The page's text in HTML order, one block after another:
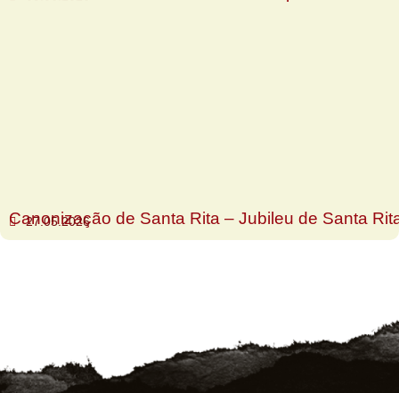
Canonização de Santa Rita – Jubileu de Santa
27.05.2026